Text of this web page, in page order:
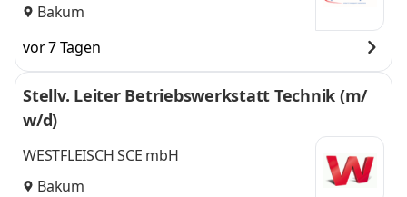
Bakum
vor 7 Tagen
Stellv. Leiter Betriebswerkstatt Technik (m/
w/d)
WESTFLEISCH SCE mbH
Bakum